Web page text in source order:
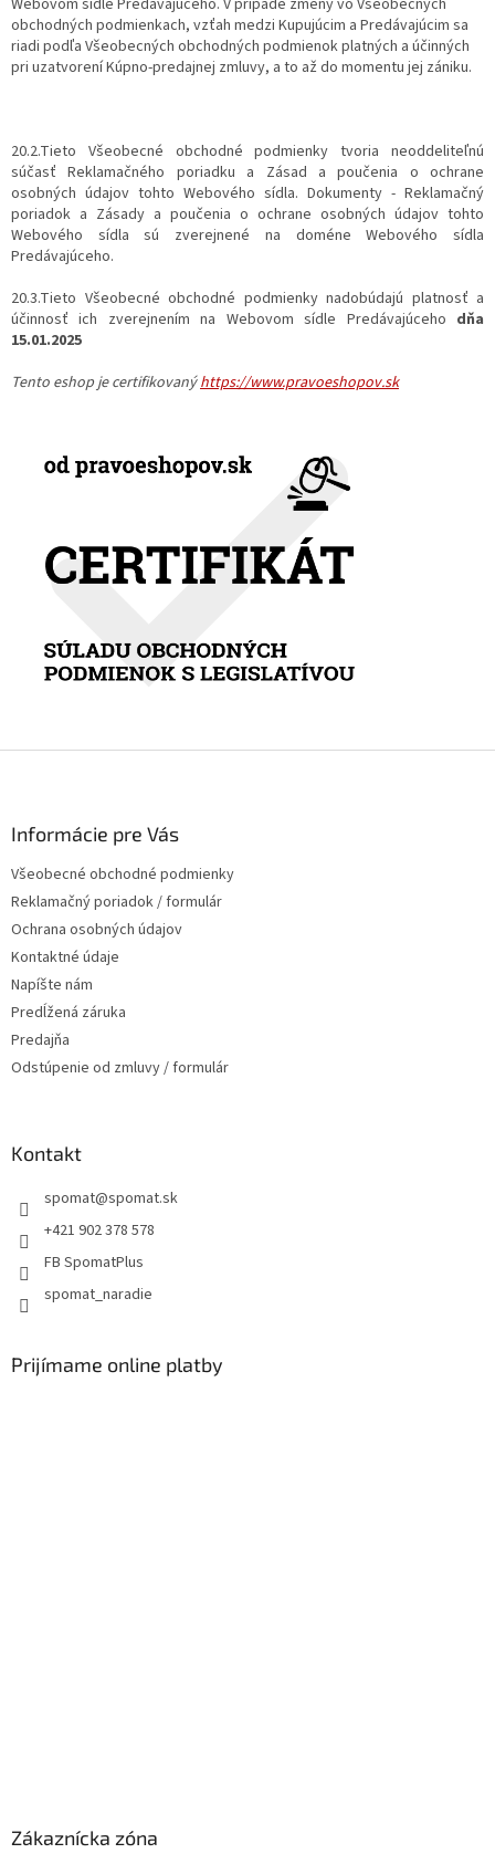
obchodných podmienkach, vzťah medzi Kupujúcim a Predávajúcim sa
riadi podľa Všeobecných obchodných podmienok platných a účinných
pri uzatvorení Kúpno-predajnej zmluvy, a to až do momentu jej zániku.
20.2.Tieto Všeobecné obchodné podmienky tvoria neoddeliteľnú
súčasť Reklamačného poriadku a Zásad a poučenia o ochrane
osobných údajov tohto Webového sídla. Dokumenty - Reklamačný
poriadok a Zásady a poučenia o ochrane osobných údajov tohto
Webového sídla sú zverejnené na doméne Webového sídla
Predávajúceho.
20.3.Tieto Všeobecné obchodné podmienky nadobúdajú platnosť a
účinnosť ich zverejnením na Webovom sídle Predávajúceho dňa
15.01.2025
Tento eshop je certifikovanýhttps://www.pravoeshopov.sk
Informácie pre Vás
Všeobecné obchodné podmienky
Reklamačný poriadok / formulár
Ochrana osobných údajov
Kontaktné údaje
Napíšte nám
Predĺžená záruka
Predajňa
Odstúpenie od zmluvy / formulár
Kontakt
spomat@spomat.sk
+421 902 378 578
FB SpomatPlus
spomat_naradie
Prijímame online platby
Zákaznícka zóna